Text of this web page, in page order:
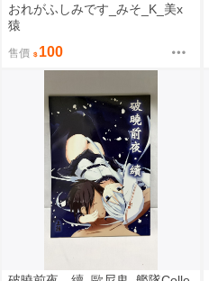
おれがふしみです_みそ_K_美x
猿
售價 100